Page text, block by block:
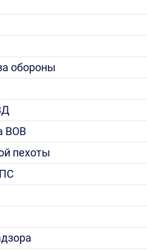
обороны
ВОВ
пехоты